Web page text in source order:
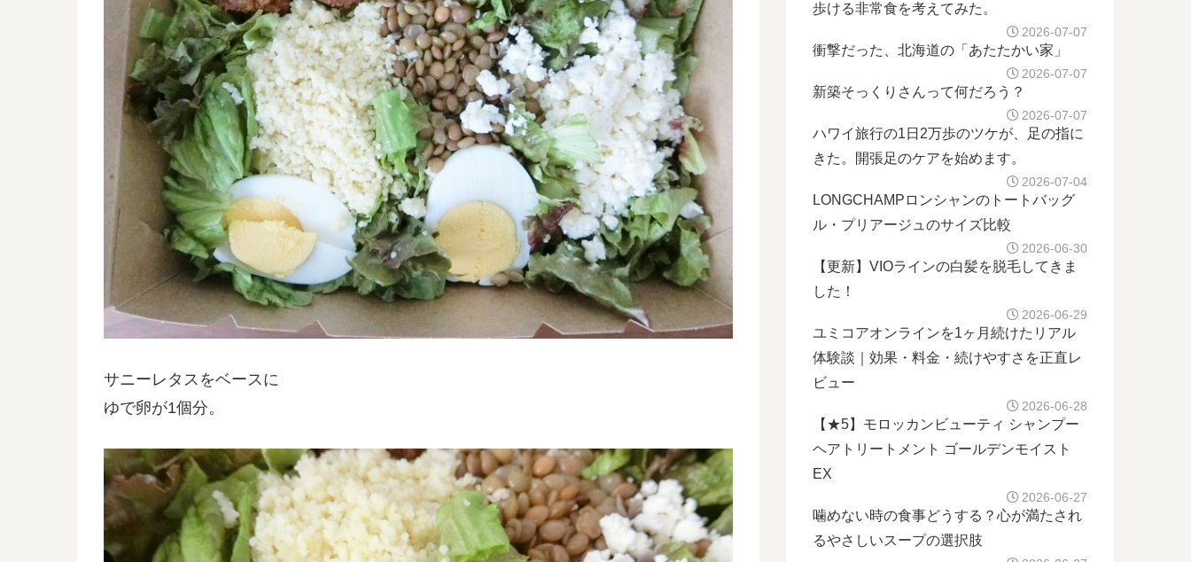
サニーレタスをベースに
ゆで卵が1個分。
歩ける非常食を考えてみた。
2026-07-07
衝撃だった、北海道の「あたたかい家」
2026-07-07
新築そっくりさんって何だろう？
2026-07-07
ハワイ旅行の1日2万歩のツケが、足の指に
きた。開張足のケアを始めます。
2026-07-04
LONGCHAMPロンシャンのトートバッグ
ル・プリアージュのサイズ比較
2026-06-30
【更新】VIOラインの白髪を脱毛してきま
した！
2026-06-29
ユミコアオンラインを1ヶ月続けたリアル
体験談｜効果・料金・続けやすさを正直レ
ビュー
2026-06-28
【★5】モロッカンビューティ シャンプー
ヘアトリートメント ゴールデンモイスト
EX
2026-06-27
噛めない時の食事どうする？心が満たされ
るやさしいスープの選択肢